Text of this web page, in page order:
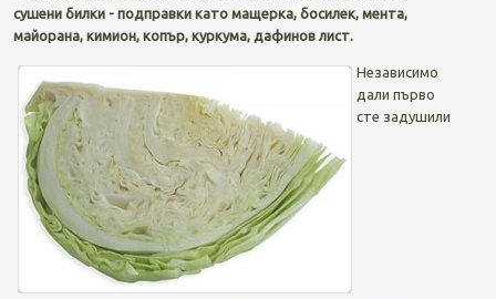
сушени билки - подправки като мащерка, босилек, мента,
майорана, кимион, копър, куркума, дафинов лист.
Независимо
дали първо
сте задушили